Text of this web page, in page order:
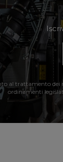
al trattamento
ordinamenti